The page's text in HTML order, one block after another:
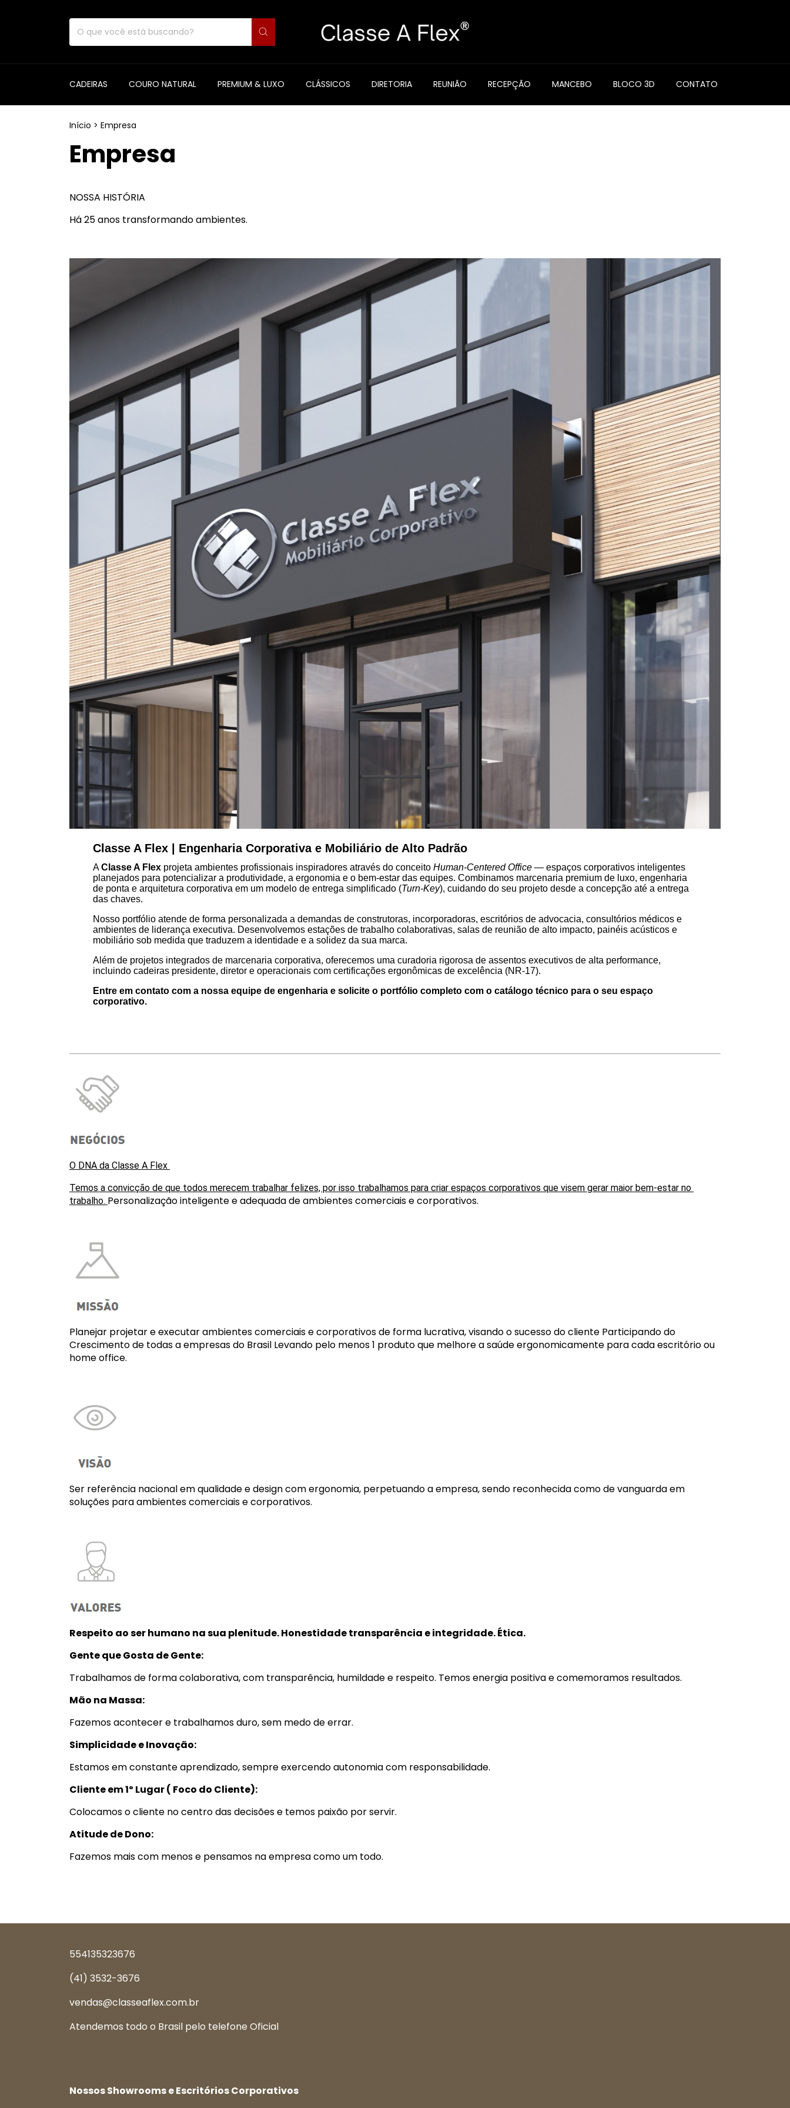
CADEIRAS COURO NATURAL PREMIUM & LUXO CLÁSSICOS DIRETORIA REUNIÃO RECEPÇÃO MANCEBO BLOCO 3D CONTATO
Início > Empresa
Empresa
NOSSA HISTÓRIA
Há 25 anos transformando ambientes.
Classe A Flex | Engenharia Corporativa e Mobiliário de Alto Padrão
AClasse A Flex projeta ambientes profissionais inspiradores através do conceito Human-Centered Office — espaços corporativos inteligentes
planejados para potencializar a produtividade, a ergonomia e o bem-estar das equipes. Combinamos marcenaria premium de luxo, engenharia
de ponta e arquitetura corporativa em um modelo de entrega simplificado (Turn-Key), cuidando do seu projeto desde a concepção até a entrega
das chaves.
Nosso portfólio atende de forma personalizada a demandas de construtoras, incorporadoras, escritórios de advocacia, consultórios médicos e
ambientes de liderança executiva. Desenvolvemos estações de trabalho colaborativas, salas de reunião de alto impacto, painéis acústicos e
mobiliário sob medida que traduzem a identidade e a solidez da sua marca.
Além de projetos integrados de marcenaria corporativa, oferecemos uma curadoria rigorosa de assentos executivos de alta performance,
incluindo cadeiras presidente, diretor e operacionais com certificações ergonômicas de excelência (NR-17).
Entre em contato com a nossa equipe de engenharia e solicite o portfólio completo com o catálogo técnico para o seu espaço
corporativo.
O DNA da Classe A Flex
Temos a convicção de que todos merecem trabalhar felizes, por isso trabalhamos para criar espaços corporativos que visem gerar maior bem-estar no
trabalho. Personalização inteligente e adequada de ambientes comerciais e corporativos.
Planejar projetar e executar ambientes comerciais e corporativos de forma lucrativa, visando o sucesso do cliente Participando do
Crescimento de todas a empresas do Brasil Levando pelo menos 1 produto que melhore a saúde ergonomicamente para cada escritório ou
home office.
Ser referência nacional em qualidade e design com ergonomia, perpetuando a empresa, sendo reconhecida como de vanguarda em
soluções para ambientes comerciais e corporativos.
Respeito ao ser humano na sua plenitude. Honestidade transparência e integridade. Ética.
Gente que Gosta de Gente:
Trabalhamos de forma colaborativa, com transparência, humildade e respeito. Temos energia positiva e comemoramos resultados.
Mão na Massa:
Fazemos acontecer e trabalhamos duro, sem medo de errar.
Simplicidade e Inovação:
Estamos em constante aprendizado, sempre exercendo autonomia com responsabilidade.
Cliente em 1º Lugar ( Foco do Cliente):
Colocamos o cliente no centro das decisões e temos paixão por servir.
Atitude de Dono:
Fazemos mais com menos e pensamos na empresa como um todo.
554135323676
(41) 3532-3676
vendas@classeaflex.com.br
Atendemos todo o Brasil pelo telefone Oficial
Nossos Showrooms e Escritórios Corporativos